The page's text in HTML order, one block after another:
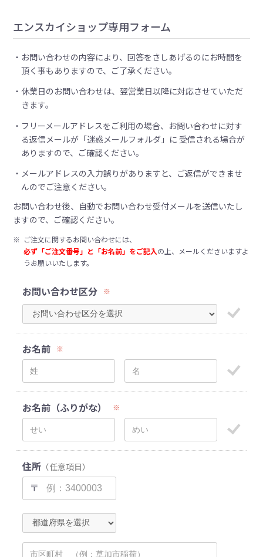
エンスカイショップ専用フォーム
お問い合わせの内容により、回答をさしあげるのにお時間を
頂く事もありますので、ご了承ください。
休業日のお問い合わせは、翌営業日以降に対応させていただ
きます。
フリーメールアドレスをご利用の場合、お問い合わせに対す
る返信メールが「迷惑メールフォルダ」に 受信される場合が
ありますので、ご確認ください。
メールアドレスの入力誤りがありますと、ご返信ができませ
んのでご注意ください。
お問い合わせ後、自動でお問い合わせ受付メールを送信いたし
ますので、ご確認ください。
※ ご注文に関するお問い合わせには、
必ず「ご注文番号」と「お名前」をご記入の上、メールくださいますよ
うお願いいたします。
お問い合わせ区分 ※
お名前 ※
お名前（ふりがな） ※
住所 （任意項目）
〒